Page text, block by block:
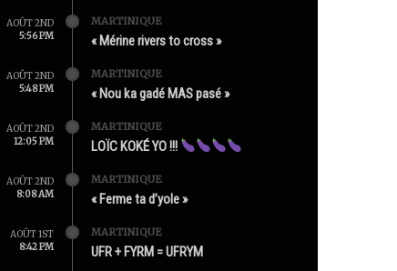
AOÛT 2ND
5:56 PM
MARTINIQUE
« Mérine rivers to cross »
AOÛT 2ND
5:48 PM
MARTINIQUE
« Nou ka gadé MAS pasé »
AOÛT 2ND
12:05 PM
MARTINIQUE
LOÏC KOKÉ YO !!!
AOÛT 2ND
8:08 AM
MARTINIQUE
« Ferme ta d’yole »
AOÛT 1ST
8:42 PM
MARTINIQUE
UFR + FYRM = UFRYM